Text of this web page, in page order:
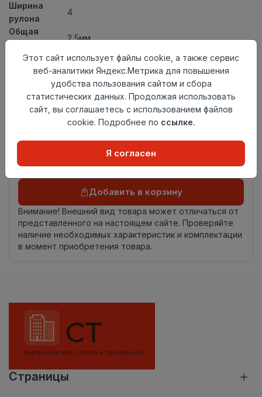
Ширина
рулона
4
Общая
2,5мм
Толщина
защитного
0,20мм
АктуальностьАктуален
Страна
происхождения
Россия
Осталось
Добавить в корзину
Внимание! Внешний вид товара может отличаться от
представленного на настоящем сайте. Проверяйте
наличие необходимых характеристик и комплектации
в момент приобретения товара.
Страницы
Этот сайт использует файлы cookie, а также сервис
веб-аналитики Яндекс.Метрика для повышения
удобства пользования сайтом и сбора
статистических данных. Продолжая использовать
сайт, вы соглашаетесь с использованием файлов
cookie. Подробнее по ссылке.
Я согласен